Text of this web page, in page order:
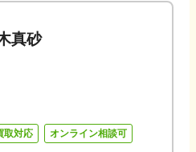
真砂
取対応 オンライン相談可